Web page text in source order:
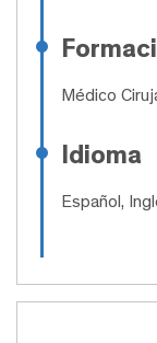
Médico
Idioma
Español,